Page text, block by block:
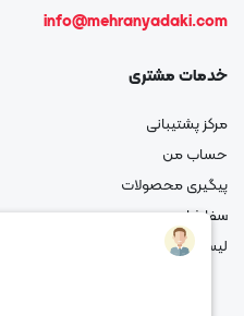
info@mehranyadaki.com
خدمات مشتری
مرکز پشتیبانی
حساب من
پیگیری محصولات
سفارشات من
لیست علاقه مندی شما